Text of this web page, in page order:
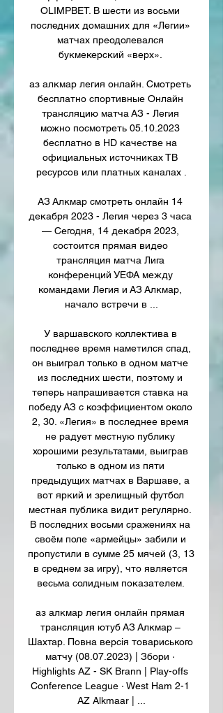
OLIMPBET. В шести из восьми
последних домашних для «Легии»
матчах преодолевался
букмекерский «верх».
аз алкмар легия онлайн. Смотреть
бесплатно спортивные Онлайн
трансляцию матча АЗ - Легия
можно посмотреть 05.10.2023
бесплатно в HD качестве на
официальных источниках ТВ
ресурсов или платных каналах .
АЗ Алкмар смотреть онлайн 14
декабря 2023 - Легия через 3 часа
— Сегодня, 14 декабря 2023,
состоится прямая видео
трансляция матча Лига
конференций УЕФА между
командами Легия и АЗ Алкмар,
начало встречи в ...
У варшавского коллектива в
последнее время наметился спад,
он выиграл только в одном матче
из последних шести, поэтому и
теперь напрашивается ставка на
победу АЗ с коэффициентом около
2, 30. «Легия» в последнее время
не радует местную публику
хорошими результатами, выиграв
только в одном из пяти
предыдущих матчах в Варшаве, а
вот яркий и зрелищный футбол
местная публика видит регулярно.
В последних восьми сражениях на
своём поле «армейцы» забили и
пропустили в сумме 25 мячей (3, 13
в среднем за игру), что является
весьма солидным показателем.
аз алкмар легия онлайн прямая
трансляция ютуб АЗ Алкмар –
Шахтар. Повна версія товариського
матчу (08.07.2023) | Збори ·
Highlights AZ - SK Brann | Play-offs
Conference League · West Ham 2-1
AZ Alkmaar | ...